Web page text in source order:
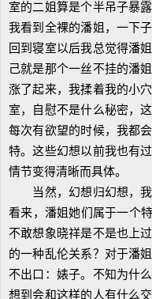
室的二姐算是个半吊子暴
我看到全裸的潘姐，一下
回到寝室以后我总觉得潘
己就是那个一丝不挂的潘
涨了起来，我揉着我的小
室，自慰不是什么秘密，
每次有欲望的时候，我都
特。这些幻想以前我也有
情节变得清晰而具体。
当然，幻想归幻想，我
看来，潘姐她们属于一个
不敢想象晓祥是不是也上
的一种乱伦关系？对于潘
不出口：婊子。不知为什
想到会和这样的人有什么